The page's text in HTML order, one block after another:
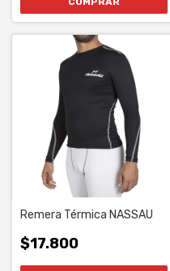
Remera Térmica NASSAU
$17.800